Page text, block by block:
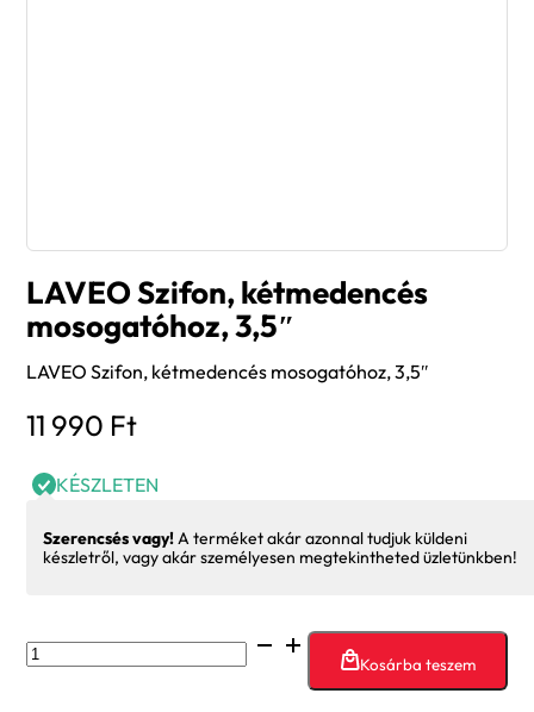
LAVEO Szifon, kétmedencés
mosogatóhoz, 3,5″
LAVEO Szifon, kétmedencés mosogatóhoz, 3,5″
11 990 Ft
KÉSZLETEN
Szerencsés vagy!A terméket akár azonnal tudjuk küldeni
készletről, vagy akár személyesen megtekintheted üzletünkben!
LAVEO
Szifon,
Kosárba teszem